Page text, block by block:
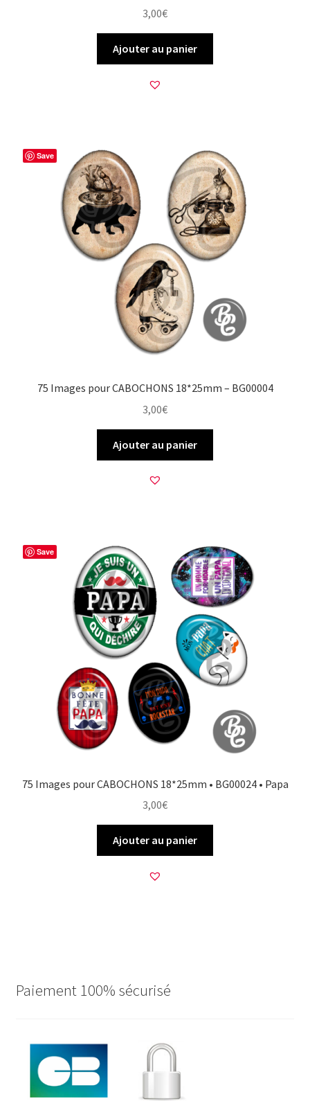
3,00€
Ajouter au panier
Save
75 Images pour CABOCHONS 18*25mm – BG00004
3,00€
Ajouter au panier
Save
75 Images pour CABOCHONS 18*25mm • BG00024 • Papa
3,00€
Ajouter au panier
Paiement 100% sécurisé